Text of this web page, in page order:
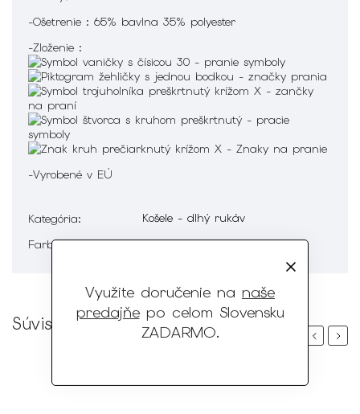
Využite doručenie na naše
predajňepo celom Slovensku
ZADARMO.
-Ošetrenie : 65% bavlna 35% polyester
-Zloženie :
-Vyrobené v EÚ
Kategória:
Košele - dlhý rukáv
Farba: Biela
Súvisiaci tovar
PreviousNext